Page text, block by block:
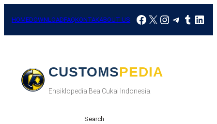
HOMEDOWNLOADFAQKONTAKABOUT US Facebook
X Instagram
CUSTOMSPEDIA
Ensiklopedia Bea Cukai Indonesia.
Search